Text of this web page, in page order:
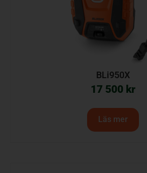
BLi950X
17 500 kr
Läs mer